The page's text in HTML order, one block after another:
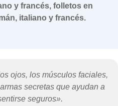
y francés, folletos en
italiano y francés.
ojos, los músculos faciales,
secretas que ayudan a
seguros».